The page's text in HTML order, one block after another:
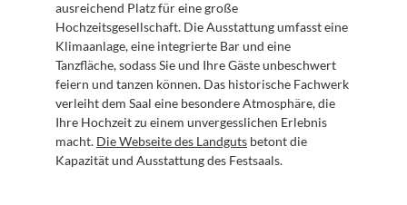
ausreichend Platz für eine große
Hochzeitsgesellschaft. Die Ausstattung umfasst eine
Klimaanlage, eine integrierte Bar und eine
Tanzfläche, sodass Sie und Ihre Gäste unbeschwert
feiern und tanzen können. Das historische Fachwerk
verleiht dem Saal eine besondere Atmosphäre, die
Ihre Hochzeit zu einem unvergesslichen Erlebnis
macht. Die Webseite des Landguts betont die
Kapazität und Ausstattung des Festsaals.